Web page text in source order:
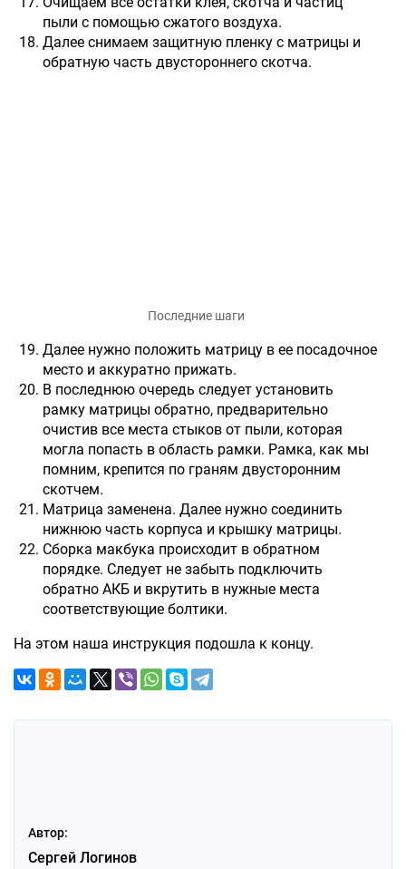
пыли с помощью сжатого воздуха.
Далее снимаем защитную пленку с матрицы и
обратную часть двустороннего скотча.
Последние шаги
Далее нужно положить матрицу в ее посадочное
место и аккуратно прижать.
В последнюю очередь следует установить
рамку матрицы обратно, предварительно
очистив все места стыков от пыли, которая
могла попасть в область рамки. Рамка, как мы
помним, крепится по граням двусторонним
скотчем.
Матрица заменена. Далее нужно соединить
нижнюю часть корпуса и крышку матрицы.
Сборка макбука происходит в обратном
порядке. Следует не забыть подключить
обратно АКБ и вкрутить в нужные места
соответствующие болтики.
На этом наша инструкция подошла к концу.
Автор:
Сергей Логинов